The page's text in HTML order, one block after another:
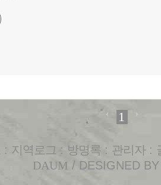
1
: 지역로그 : 방명록 : 관리자:
DAUM / DESIGNED